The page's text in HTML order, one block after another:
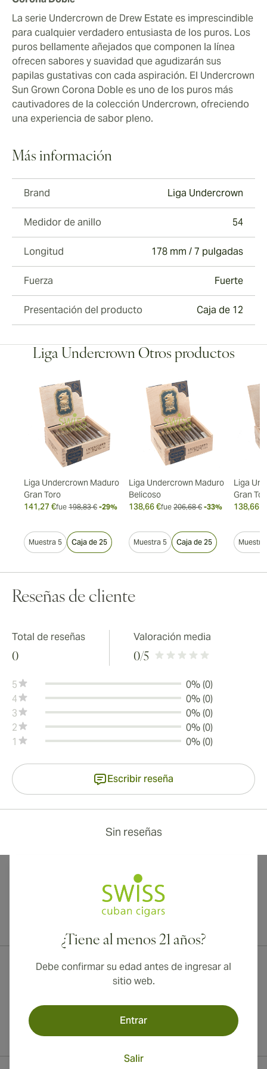
La serie Undercrown de Drew Estate es imprescindible
para cualquier verdadero entusiasta de los puros. Los
puros bellamente añejados que componen la línea
ofrecen sabores y suavidad que agudizarán sus
papilas gustativas con cada aspiración. El Undercrown
Sun Grown Corona Doble es uno de los puros más
cautivadores de la colección Undercrown, ofreciendo
una experiencia de sabor pleno.
Más información
Brand Liga Undercrown
Medidor de anillo 54
Longitud 178 mm / 7 pulgadas
Fuerza Fuerte
Presentación del producto Caja de 12
Liga Undercrown Otros productos
Liga Undercrown Maduro
Gran Toro
141,27 €fue 198,83 € -29%
Muestra 5 Caja de 25
Liga Undercrown Maduro
Belicoso
138,66 €fue 206,68 € -33%
Muestra 5 Caja de 25
Liga
Gran
138,66 €
Muestra
Reseñas de cliente
Total de reseñas
0
Valoración media
0/5
5
0% (0)
4
0% (0)
3
0% (0)
2
0% (0)
1
0% (0)
Escribir reseña
Sin reseñas
¿Tiene al menos 21 años?
Debe confirmar su edad antes de ingresar al
sitio web.
Entrar
Salir